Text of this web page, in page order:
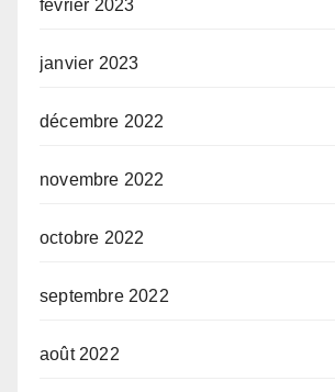
février 2023
janvier 2023
décembre 2022
novembre 2022
octobre 2022
septembre 2022
août 2022